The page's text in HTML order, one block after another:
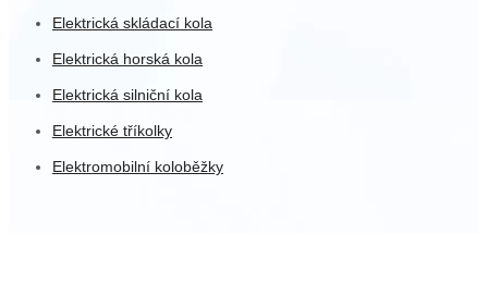
Elektrická skládací kola
Elektrická horská kola
Elektrická silniční kola
Elektrické tříkolky
Elektromobilní koloběžky